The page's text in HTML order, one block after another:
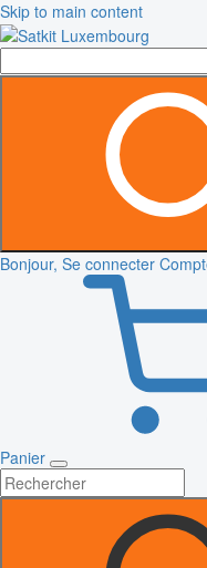
Skip to main content
Bonjour, Se connecter
Panier